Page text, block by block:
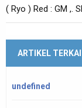
( Ryo ) Red : GM ,.
ARTIKEL
undefined